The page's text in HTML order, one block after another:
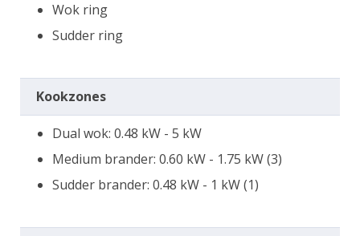
Wok ring
Sudder ring
Kookzones
Dual wok: 0.48 kW - 5 kW
Medium brander: 0.60 kW - 1.75 kW (3)
Sudder brander: 0.48 kW - 1 kW (1)